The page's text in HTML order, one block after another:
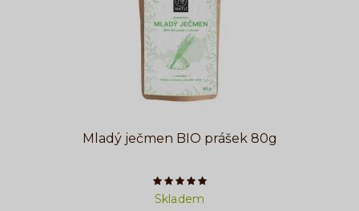
Mladý ječmen BIO prášek 80g
Počet hvězdiček je 5 z 5
Skladem